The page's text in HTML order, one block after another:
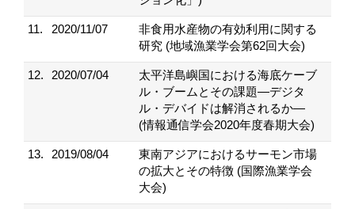
11. 2020/11/07
非食用水産物の有効利用に関する
研究 (地域漁業学会第62回大会)
12. 2020/07/04
太平洋島嶼国における海底ケーブ
ル・ブームとその課題―デジタ
ル・デバイドは解消されるか―
(情報通信学会2020年度春期大会)
13. 2019/08/04
東南アジアにおけるサーモン市場
の拡大とその特徴 (国際漁業学会
大会)